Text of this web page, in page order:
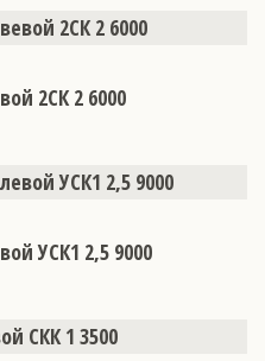
2СК 2 6000
УСК1 2,5 9000